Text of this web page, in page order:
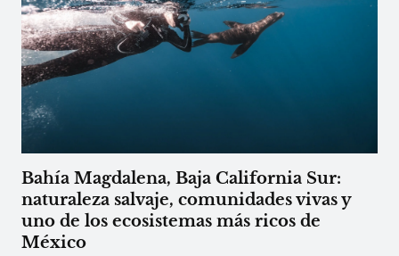
Bahía Magdalena, Baja California Sur:
naturaleza salvaje, comunidades vivas y
uno de los ecosistemas más ricos de
México